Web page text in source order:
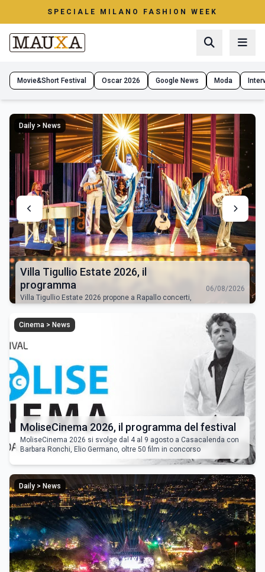
SPECIALE MILANO FASHION WEEK
Movie&Short Festival Oscar 2026 Google News Moda
Daily > News
Villa Tigullio Estate 2026, il
programma
Villa Tigullio Estate 2026 propone a Rapallo concerti,
06/08/2026
Cinema > News
MoliseCinema 2026, il programma del festival
MoliseCinema 2026 si svolge dal 4 al 9 agosto a Casacalenda con
Barbara Ronchi, Elio Germano, oltre 50 film in concorso
Daily > News